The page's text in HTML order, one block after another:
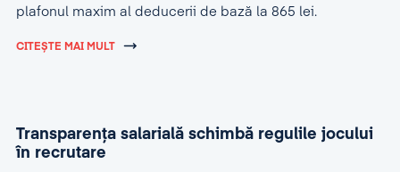
plafonul maxim al deducerii de bază la 865 lei.
CITEȘTE MAI MULT
Transparența salarială schimbă regulile jocului
în recrutare